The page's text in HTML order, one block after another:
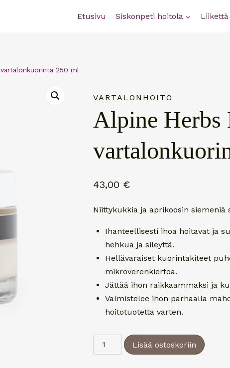
Etusivu Siskonpeti hoitola
250 ml
VARTALONHOITO
Alpine Herbs
43,00 €
Niittykukkia ja aprikoosin
Ihanteellisesti ihoa hoitavat ja
hehkua ja sileyttä.
Hellävaraiset kuorintakiteet
mikroverenkiertoa.
Jättää ihon raikkaammaksi ja
Valmistelee ihon parhaalla
hoitotuotetta varten.
Alpine
Herbs
Lisää ostoskoriin